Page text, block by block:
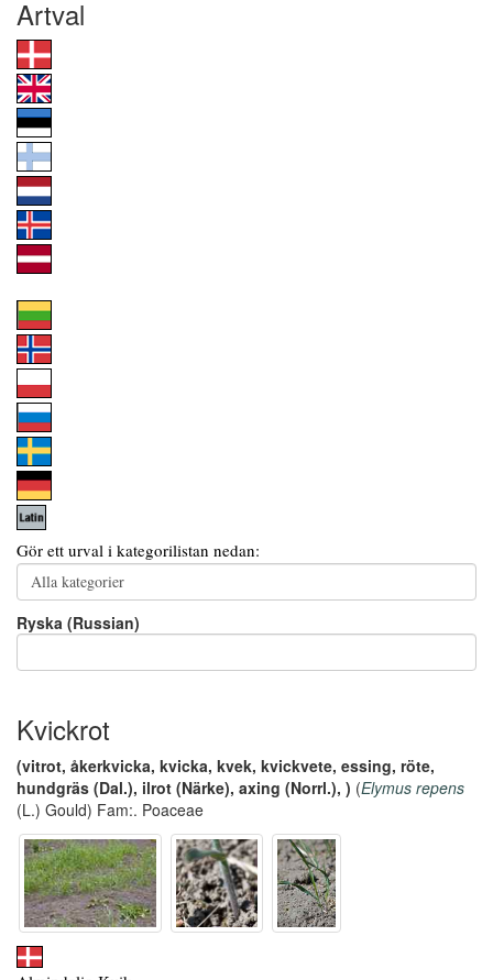
Artval
Gör ett urval i kategorilistan nedan:
Ryska (Russian)
Kvickrot
(vitrot, åkerkvicka, kvicka, kvek, kvickvete, essing, röte,
hundgräs (Dal.), ilrot (Närke), axing (Norrl.), ) (Elymus repens
(L.) Gould) Fam:. Poaceae